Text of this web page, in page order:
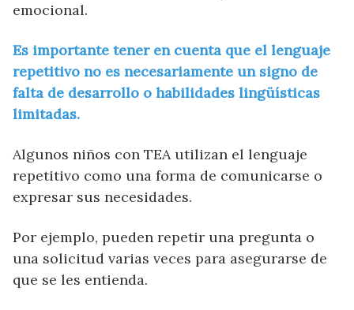
emocional.
Es importante tener en cuenta que el lenguaje
repetitivo no es necesariamente un signo de
falta de desarrollo o habilidades lingüísticas
limitadas.
Algunos niños con TEA utilizan el lenguaje
repetitivo como una forma de comunicarse o
expresar sus necesidades.
Por ejemplo, pueden repetir una pregunta o
una solicitud varias veces para asegurarse de
que se les entienda.